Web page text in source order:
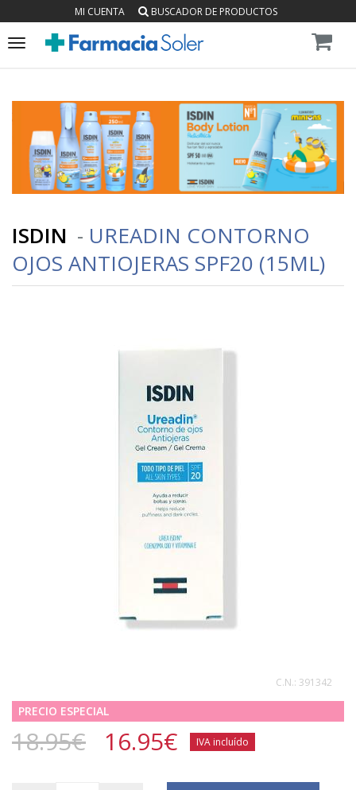
MI CUENTA BUSCADOR DE PRODUCTOS
Toggle
ISDIN - UREADIN CONTORNO
OJOS ANTIOJERAS SPF20 (15ML)
C.N.: 391342
PRECIO ESPECIAL
18.95€ 16.95€ IVA incluído